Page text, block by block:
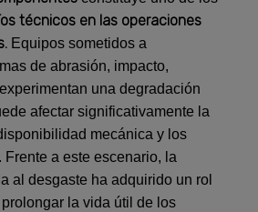
técnicos en las operaciones
Equipos sometidos a
de abrasión, impacto,
una degradación
afectar significativamente la
mecánica y los
Frente a este escenario, la
al desgaste ha adquirido un rol
la vida útil de los